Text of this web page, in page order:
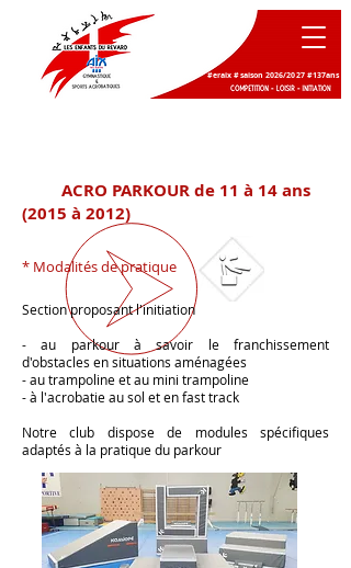
#eraix #saison 2026/2027 #137ans
Bienvenue sur le site
internet des Enfants du
Revard !
ACRO PARKOUR de 11 à 14 ans
(2015 à 2012)
* Modalités de pratique
Section proposantl'initiation
- au parkour à savoir lefranchissement
d'obstacles en situations aménagées
- au trampoline etau mini trampoline
- à l'acrobatie au sol etenfast track
Notre club dispose de modules spécifiques
adaptés à la pratique du parkour